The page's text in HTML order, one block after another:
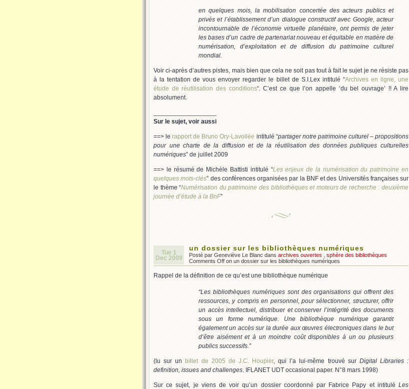
en quelques mois, la mobilisation concertée des acteurs publics et
privés et l’établissement d’un dialogue constructif avec Google, acteur
incontournable de l’économie virtuelle planétaire, ont permis de jeter
les bases d’un cadre de partenariat nouveau et équitable en matière de
numérisation, d’exploitation et de diffusion du patrimoine culturel
mondial.
Voir ci-après d’autres pistes, mais bien que cela ne soit pas tout à fait le sujet je ne résiste pas
à la tentation de vous envoyer regarder le billet de S.I.Lex intitulé “Archives en ligne, une
étude de réutilisation des conditions“. C’est ce que l’on appelle ‘du bel ouvrage’ !! A lire
absolument.
Sur le sujet, voir aussi
==> lerapport de Bruno Ory-Lavollée intitulé “partager notre patrimoine culturel – propositions
pour une charte de la diffusion et de la réutilisation des données publiques culturelles
numériques” de juillet 2009
==> le résumé de Michèle Battisti intitulé “Les enjeux de la numérisation du patrimoine en
quelques mots-clés” des conférences organisées par la BNF et des Universités françaises sur
le thème “Numérisation du patrimoine des bibliothèques et moteurs de recherche : deuxième
journée d’étude à la BnF”
Tue 1
Dec 2009
un dossier sur les bibliothèques numériques
Posté par Geneviève Le Blanc dans archives ouvertes
sphère des bibliothèques
Comments Off on un dossier sur les bibliothèques numériques
Rappel de la définition de ce qu’est une bibliothèque numérique
“Les bibliothèques numériques sont des organisations qui offrent des
ressources, y compris en personnel, pour sélectionner, structurer, offrir
un accès intellectuel, distribuer et conserver l’intégrité des documents
sous un forme numérique. Une bibliothèque numérique garantit
également un accès sur la durée aux œuvres électroniques dans le but
d’être aisément et à un moindre coût disponibles à un ou plusieurs
publics successifs.”
(lu sur un billet de 2005 de J.C. Houpier, qui l’a lui-même trouvé sur Digital Libraries :
definition, issues and challenges. IFLANET UDT occasional paper. N°8 mars 1998)
Sur ce sujet, je viens de voir qu’un dossier coordonné par Fabrice Papy et intitulé Les